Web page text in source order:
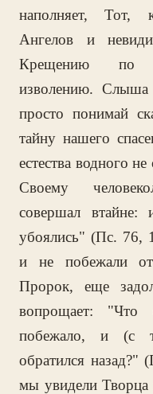
наполняет, Тот,
Ангелов и
Крещению по
изволению.
просто понимай
тайну нашего
естества водного
Своему
совершал
убоялись" (Пс. 76,
и не побежали
Пророк, еще
вопрощает:
побежало, и (с
обратился
мы увидели Творца